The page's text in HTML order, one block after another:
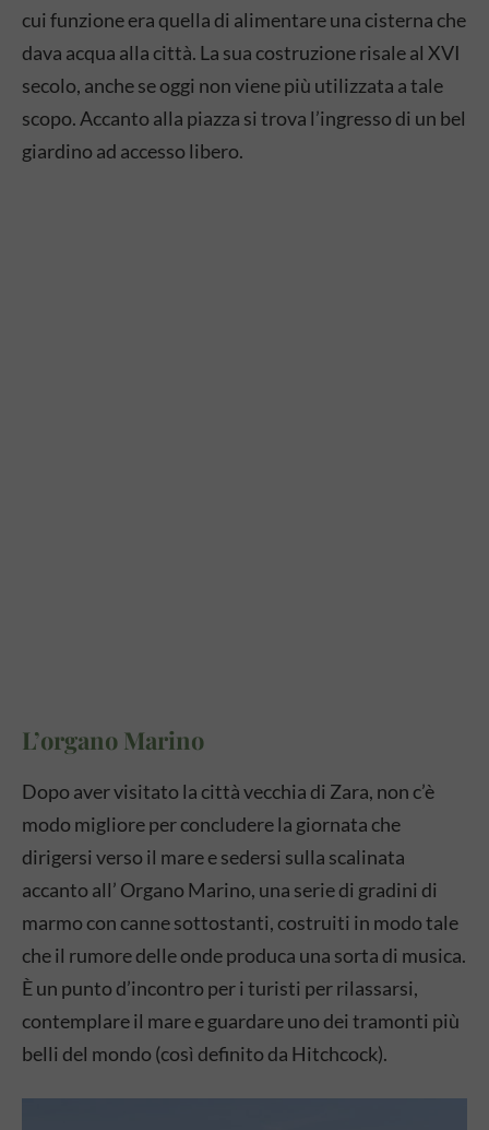
cui funzione era quella di alimentare una cisterna che
dava acqua alla città. La sua costruzione risale al XVI
secolo, anche se oggi non viene più utilizzata a tale
scopo. Accanto alla piazza si trova l’ingresso di un bel
giardino ad accesso libero.
L’organo Marino
Dopo aver visitato la città vecchia di Zara, non c’è
modo migliore per concludere la giornata che
dirigersi verso il mare e sedersi sulla scalinata
accanto all’ Organo Marino, una serie di gradini di
marmo con canne sottostanti, costruiti in modo tale
che il rumore delle onde produca una sorta di musica.
È un punto d’incontro per i turisti per rilassarsi,
contemplare il mare e guardare uno dei tramonti più
belli del mondo (così definito da Hitchcock).